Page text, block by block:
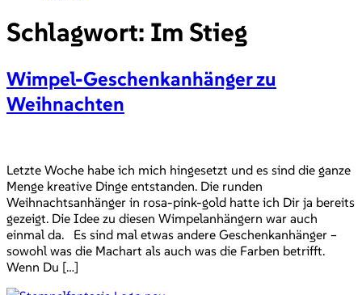
Schlagwort: Im Stieg
Wimpel-Geschenkanhänger zu
Weihnachten
Letzte Woche habe ich mich hingesetzt und es sind die ganze
Menge kreative Dinge entstanden. Die runden
Weihnachtsanhänger in rosa-pink-gold hatte ich Dir ja bereits
gezeigt. Die Idee zu diesen Wimpelanhängern war auch
einmal da. Es sind mal etwas andere Geschenkanhänger –
sowohl was die Machart als auch was die Farben betrifft.
Wenn Du […]